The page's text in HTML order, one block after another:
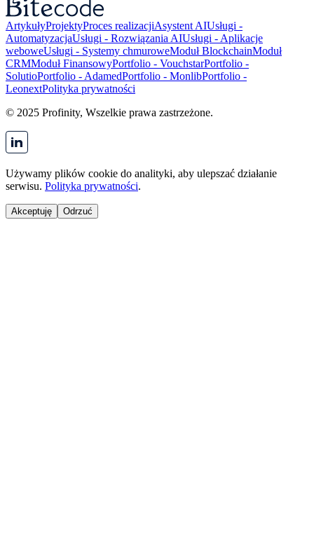
ArtykułyProjektyProces realizacjiAsystent AIUsługi -
AutomatyzacjaUsługi - Rozwiązania AIUsługi - Aplikacje
weboweUsługi - Systemy chmuroweModuł BlockchainModuł
CRMModuł FinansowyPortfolio - VouchstarPortfolio -
SolutioPortfolio - AdamedPortfolio - MonlibPortfolio -
LeonextPolityka prywatności
© 2025 Profinity, Wszelkie prawa zastrzeżone.
Używamy plików cookie do analityki, aby ulepszać działanie
serwisu. Polityka prywatności.
Akceptuję Odrzuć